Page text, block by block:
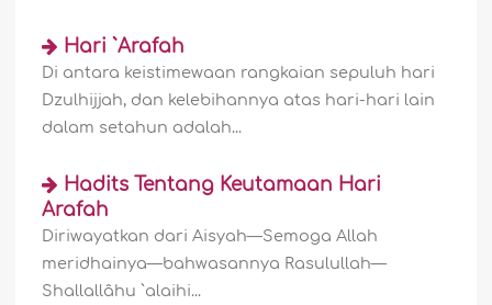
Hari `Arafah
Di antara keistimewaan rangkaian sepuluh hari
Dzulhijjah, dan kelebihannya atas hari-hari lain
dalam setahun adalah...
Hadits Tentang Keutamaan Hari
Arafah
Diriwayatkan dari Aisyah—Semoga Allah
meridhainya—bahwasannya Rasulullah—
Shallallâhu `alaihi...